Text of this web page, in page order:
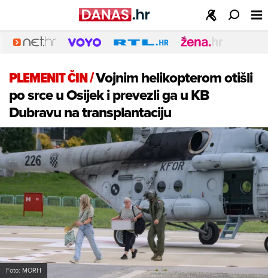
PLEMENIT ČIN/Vojnim helikopterom otišli
po srce u Osijek i prevezli ga u KB
Dubravu na transplantaciju
Foto: MORH